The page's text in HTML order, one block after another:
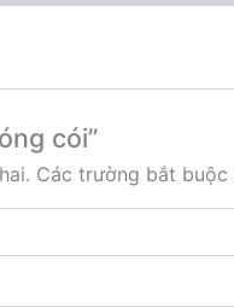
cói”
Các trường bắt buộc